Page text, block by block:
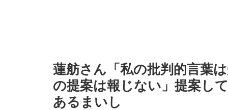
蓮舫さん「私の批判的言葉
の提案は報じない」提案し
あるまいし